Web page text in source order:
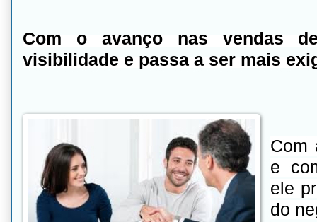
Com o avanço nas vendas
visibilidade e passa a ser mais
Com
e
ele
do